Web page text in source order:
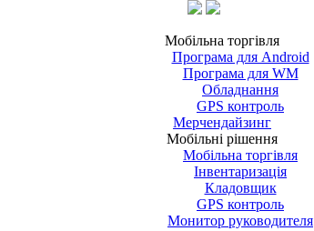
Мобільна торгівля
Програма для Android
Програма для WM
Обладнання
GPS контроль
Мерчендайзинг
Мобільні рішення
Мобільна торгівля
Інвентаризація
Кладовщик
GPS контроль
Монитор руководителя